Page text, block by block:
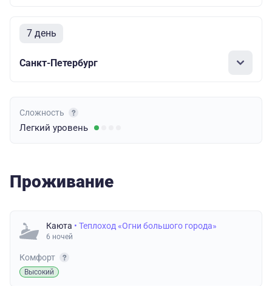
7 день
Санкт-Петербург
Сложность
Легкий уровень
Проживание
Каюта • Теплоход «Огни большого города»
6 ночей
Комфорт
Высокий